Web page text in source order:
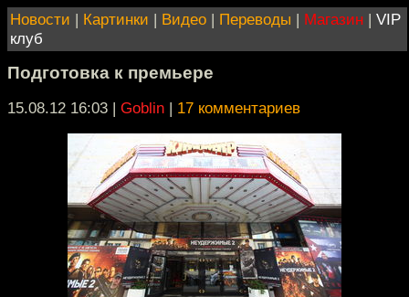
Новости | Картинки | Видео | Переводы | Магазин | VIP
клуб
Подготовка к премьере
15.08.12 16:03 | Goblin | 17 комментариев